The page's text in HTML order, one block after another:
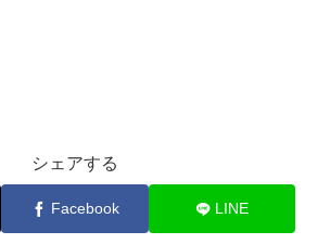
シェアする
Facebook LINE